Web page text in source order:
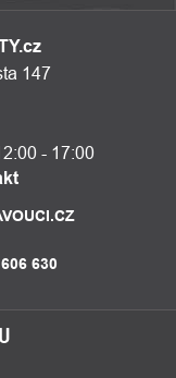
147
- 17:00
630